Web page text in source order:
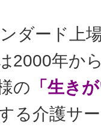
ダード上
2000年か
の 「生き
る介護サ